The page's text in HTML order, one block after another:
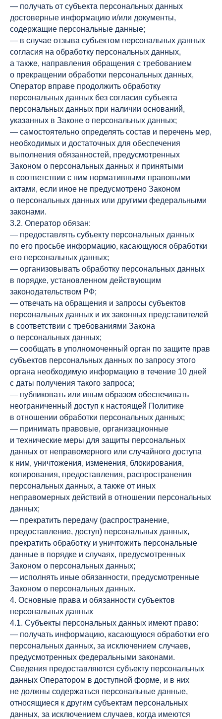
— получать от субъекта персональных данных
достоверные информацию и/или документы,
содержащие персональные данные;
— в случае отзыва субъектом персональных данных
согласия на обработку персональных данных,
а также, направления обращения с требованием
о прекращении обработки персональных данных,
Оператор вправе продолжить обработку
персональных данных без согласия субъекта
персональных данных при наличии оснований,
указанных в Законе о персональных данных;
— самостоятельно определять состав и перечень мер,
необходимых и достаточных для обеспечения
выполнения обязанностей, предусмотренных
Законом о персональных данных и принятыми
в соответствии с ним нормативными правовыми
актами, если иное не предусмотрено Законом
о персональных данных или другими федеральными
законами.
3.2. Оператор обязан:
— предоставлять субъекту персональных данных
по его просьбе информацию, касающуюся обработки
его персональных данных;
— организовывать обработку персональных данных
в порядке, установленном действующим
законодательством РФ;
— отвечать на обращения и запросы субъектов
персональных данных и их законных представителей
в соответствии с требованиями Закона
о персональных данных;
— сообщать в уполномоченный орган по защите прав
субъектов персональных данных по запросу этого
органа необходимую информацию в течение 10 дней
с даты получения такого запроса;
— публиковать или иным образом обеспечивать
неограниченный доступ к настоящей Политике
в отношении обработки персональных данных;
— принимать правовые, организационные
и технические меры для защиты персональных
данных от неправомерного или случайного доступа
к ним, уничтожения, изменения, блокирования,
копирования, предоставления, распространения
персональных данных, а также от иных
неправомерных действий в отношении персональных
данных;
— прекратить передачу (распространение,
предоставление, доступ) персональных данных,
прекратить обработку и уничтожить персональные
данные в порядке и случаях, предусмотренных
Законом о персональных данных;
— исполнять иные обязанности, предусмотренные
Законом о персональных данных.
4. Основные права и обязанности субъектов
персональных данных
4.1. Субъекты персональных данных имеют право:
— получать информацию, касающуюся обработки его
персональных данных, за исключением случаев,
предусмотренных федеральными законами.
Сведения предоставляются субъекту персональных
данных Оператором в доступной форме, и в них
не должны содержаться персональные данные,
относящиеся к другим субъектам персональных
данных, за исключением случаев, когда имеются